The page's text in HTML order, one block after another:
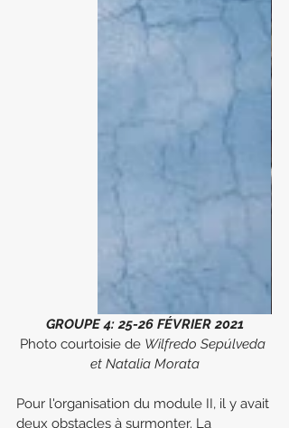
GROUPE 4: 25-26 FÉVRIER 2021
Photo courtoisie de Wilfredo Sepúlveda
et Natalia Morata
Pour l'organisation du module II, il y avait
deux obstacles à surmonter. La